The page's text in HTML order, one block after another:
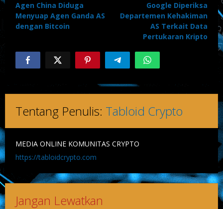
pos
Agen China Diduga
Menyuap Agen Ganda AS
dengan Bitcoin
Google Diperiksa
Departemen Kehakiman
AS Terkait Data
Pertukaran Kripto
Tentang Penulis: Tabloid Crypto
MEDIA ONLINE KOMUNITAS CRYPTO
https://tabloidcrypto.com
Jangan Lewatkan